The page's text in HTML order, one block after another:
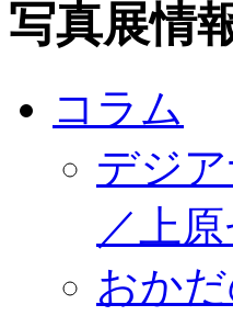
写真展情
コラム
デジ
／上
おか